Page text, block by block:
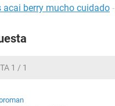
acai berry mucho cuidado -
1 / 1